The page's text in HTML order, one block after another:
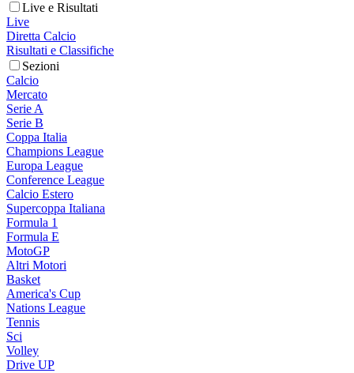
Live e Risultati
Live
Diretta Calcio
Risultati e Classifiche
Sezioni
Calcio
Mercato
Serie A
Serie B
Coppa Italia
Champions League
Europa League
Conference League
Calcio Estero
Supercoppa Italiana
Formula 1
Formula E
MotoGP
Altri Motori
Basket
America's Cup
Nations League
Tennis
Sci
Volley
Drive UP